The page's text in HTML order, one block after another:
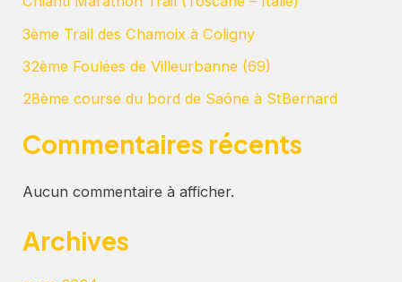
3ème Trail des Chamoix à Coligny
32ème Foulées de Villeurbanne (69)
28ème course du bord de Saône à StBernard
Commentaires récents
Aucun commentaire à afficher.
Archives